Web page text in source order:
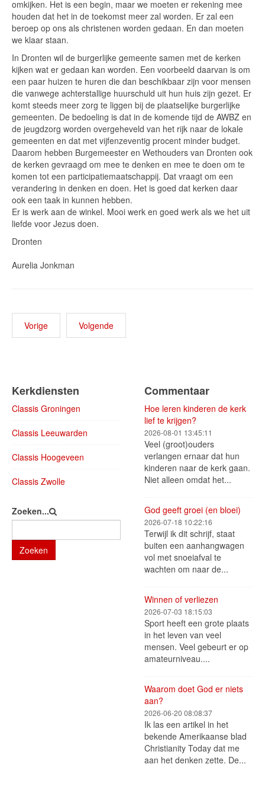
omkijken. Het is een begin, maar we moeten er rekening mee
houden dat het in de toekomst meer zal worden. Er zal een
beroep op ons als christenen worden gedaan. En dan moeten
we klaar staan.
In Dronten wil de burgerlijke gemeente samen met de kerken
kijken wat er gedaan kan worden. Een voorbeeld daarvan is om
een paar huizen te huren die dan beschikbaar zijn voor mensen
die vanwege achterstallige huurschuld uit hun huis zijn gezet. Er
komt steeds meer zorg te liggen bij de plaatselijke burgerlijke
gemeenten. De bedoeling is dat in de komende tijd de AWBZ en
de jeugdzorg worden overgeheveld van het rijk naar de lokale
gemeenten en dat met vijfenzeventig procent minder budget.
Daarom hebben Burgemeester en Wethouders van Dronten ook
de kerken gevraagd om mee te denken en mee te doen om te
komen tot een participatiemaatschappij. Dat vraagt om een
verandering in denken en doen. Het is goed dat kerken daar
ook een taak in kunnen hebben.
Er is werk aan de winkel. Mooi werk en goed werk als we het uit
liefde voor Jezus doen.
Dronten
Aurelia Jonkman
Vorige Volgende
Kerkdiensten
Classis Groningen
Classis Leeuwarden
Classis Hoogeveen
Classis Zwolle
Zoeken...
Zoeken
Commentaar
Hoe leren kinderen de kerk
lief te krijgen?
2026-08-01 13:45:11
Veel (groot)ouders
verlangen ernaar dat hun
kinderen naar de kerk gaan.
Niet alleen omdat het...
God geeft groei (en bloei)
2026-07-18 10:22:16
Terwijl ik dit schrijf, staat
buiten een aanhangwagen
vol met snoeiafval te
wachten om naar de...
Winnen of verliezen
2026-07-03 18:15:03
Sport heeft een grote plaats
in het leven van veel
mensen. Veel gebeurt er op
amateurniveau....
Waarom doet God er niets
aan?
2026-06-20 08:08:37
Ik las een artikel in het
bekende Amerikaanse blad
Christianity Today dat me
aan het denken zette. De...